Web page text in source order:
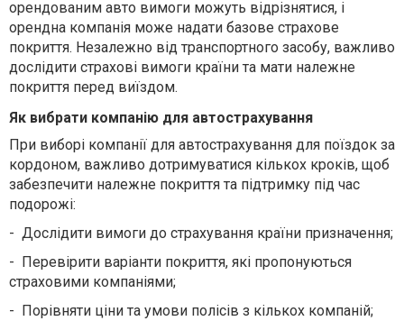
орендованим авто вимоги можуть відрізнятися, і
орендна компанія може надати базове страхове
покриття. Незалежно від транспортного засобу, важливо
дослідити страхові вимоги країни та мати належне
покриття перед виїздом.
Як вибрати компанію для автострахування
При виборі компанії для автострахування для поїздок за
кордоном, важливо дотримуватися кількох кроків, щоб
забезпечити належне покриття та підтримку під час
подорожі:
- Дослідити вимоги до страхування країни призначення;
-
Перевірити варіанти покриття, які пропонуються
страховими компаніями;
-
Порівняти ціни та умови полісів з кількох компаній;